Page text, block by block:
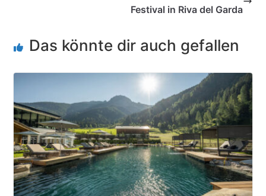
Festival in Riva del Garda
Das könnte dir auch gefallen